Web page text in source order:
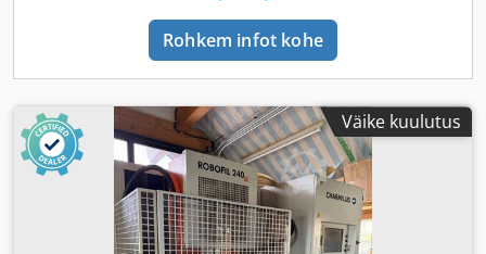
Rohkem infot kohe
Väike kuulutus